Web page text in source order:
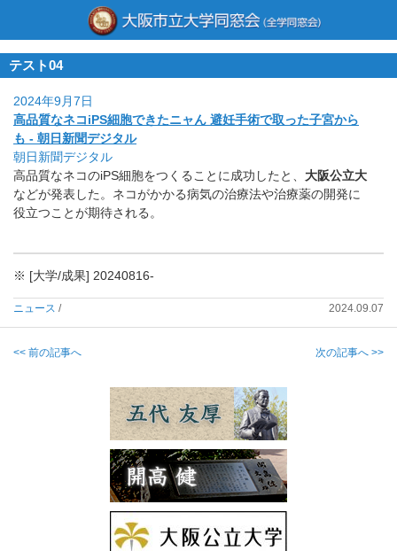
テスト04
2024年9月7日
高品質なネコiPS細胞できたニャん 避妊手術で取った子宮から
も - 朝日新聞デジタル
朝日新聞デジタル
高品質なネコのiPS細胞をつくることに成功したと、 大阪公立大
などが発表した。 ネコがかかる病気の治療法や治療薬の開発に
役立つことが期待される。
※ [大学/成果] 20240816-
ニュース / 2024.09.07
<< 前の記事へ 次の記事へ >>